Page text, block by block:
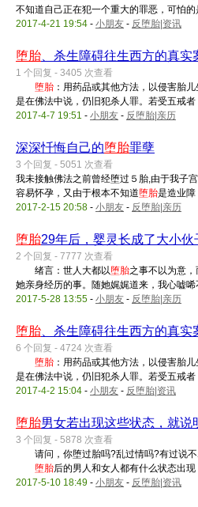
不知道自己正在犯一个重大的罪恶，可怕
2017-4-21 19:54 - 小朋友 - 反堕胎|资讯
堕胎 、杀生障碍往生西方的真实
1 个回复 - 3405 次查看
堕胎 ：用药品或其他方法，以侵害
是在佛法中说，仍旧犯杀人罪。若受五戒
2017-4-7 19:51 - 小朋友 - 反堕胎|亲历
深深忏悔自己的堕胎罪孽
3 个回复 - 5051 次查看
我未接触佛法之前曾经堕过５胎,由于我子
容易怀孕，又由于根本不知道堕胎是造业障
2017-2-15 20:58 - 小朋友 - 反堕胎|亲历
堕胎29年后，婴灵长成了大小
2 个回复 - 7777 次查看
绪言：世人大都以堕胎之事不以为意，
她亲身经历的事。随她娓娓道来，我心
2017-5-28 13:55 - 小朋友 - 反堕胎|亲历
堕胎 、杀生障碍往生西方的真实
6 个回复 - 4724 次查看
堕胎 ：用药品或其他方法，以侵害
是在佛法中说，仍旧犯杀人罪。若受五戒
2017-4-2 15:04 - 小朋友 - 反堕胎|资讯
堕胎男女若出现这些状态，就说
3 个回复 - 5878 次查看
请问，你堕过胎吗?乱过情吗?有过说不
堕胎后的男人和女人都有什么状态
2017-5-10 18:49 - 小朋友 - 反堕胎|资讯